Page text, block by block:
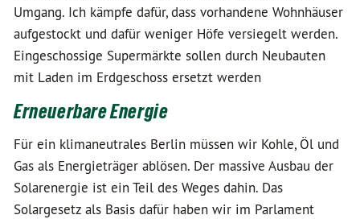
Umgang. Ich kämpfe dafür, dass vorhandene Wohnhäuser
aufgestockt und dafür weniger Höfe versiegelt werden.
Eingeschossige Supermärkte sollen durch Neubauten
mit Laden im Erdgeschoss ersetzt werden
Erneuerbare Energie
Für ein klimaneutrales Berlin müssen wir Kohle, Öl und
Gas als Energieträger ablösen. Der massive Ausbau der
Solarenergie ist ein Teil des Weges dahin. Das
Solargesetz als Basis dafür haben wir im Parlament